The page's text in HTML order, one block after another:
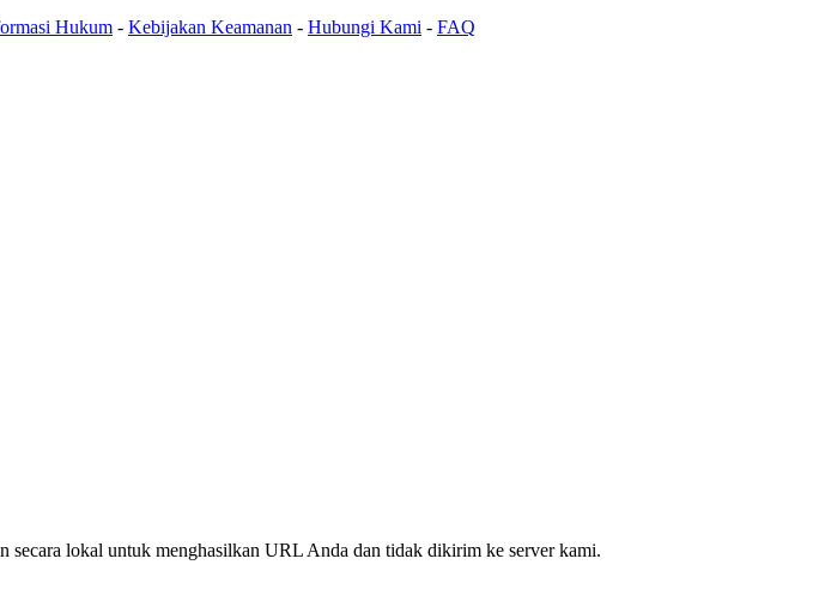
Hukum - Kebijakan Keamanan - Hubungi Kami - FAQ
lokal untuk menghasilkan URL Anda dan tidak dikirim ke server kami.